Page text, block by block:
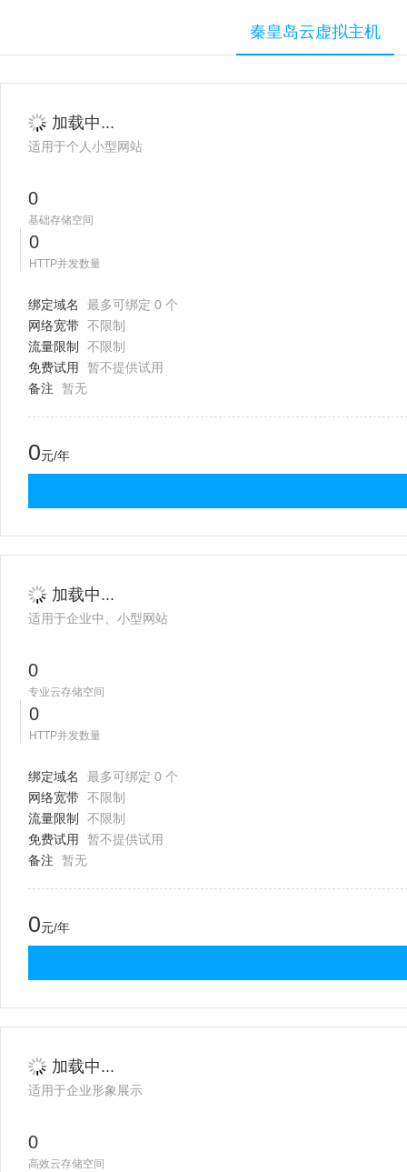
秦皇岛云虚拟主机
加载中...
适用于个人小型网站
0
基础存储空间
0
HTTP并发数量
绑定域名
最多可绑定 0 个
网络宽带 不限制
流量限制
不限制
免费试用
暂不提供试用
备注
暂无
0元/年
加载中...
适用于企业中、小型网站
0
专业云存储空间
0
HTTP并发数量
绑定域名
最多可绑定 0 个
网络宽带 不限制
流量限制
不限制
免费试用
暂不提供试用
备注
暂无
0元/年
加载中...
适用于企业形象展示
0
高效云存储空间